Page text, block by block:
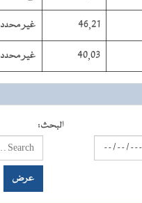
46,21 غير محدد
40,03 غير محدد
البحث: